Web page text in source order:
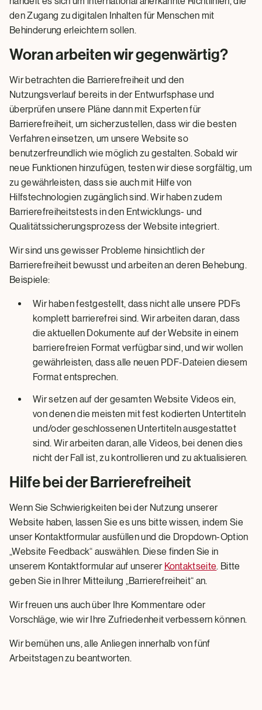
den Zugang zu digitalen Inhalten für Menschen mit
Behinderung erleichtern sollen.
Woran arbeiten wir gegenwärtig?
Wir betrachten die Barrierefreiheit und den
Nutzungsverlauf bereits in der Entwurfsphase und
überprüfen unsere Pläne dann mit Experten für
Barrierefreiheit, um sicherzustellen, dass wir die besten
Verfahren einsetzen, um unsere Website so
benutzerfreundlich wie möglich zu gestalten. Sobald wir
neue Funktionen hinzufügen, testen wir diese sorgfältig, um
zu gewährleisten, dass sie auch mit Hilfe von
Hilfstechnologien zugänglich sind. Wir haben zudem
Barrierefreiheitstests in den Entwicklungs- und
Qualitätssicherungsprozess der Website integriert.
Wir sind uns gewisser Probleme hinsichtlich der
Barrierefreiheit bewusst und arbeiten an deren Behebung.
Beispiele:
Wir haben festgestellt, dass nicht alle unsere PDFs
komplett barrierefrei sind. Wir arbeiten daran, dass
die aktuellen Dokumente auf der Website in einem
barrierefreien Format verfügbar sind, und wir wollen
gewährleisten, dass alle neuen PDF-Dateien diesem
Format entsprechen.
Wir setzen auf der gesamten Website Videos ein,
von denen die meisten mit fest kodierten Untertiteln
und/oder geschlossenen Untertiteln ausgestattet
sind. Wir arbeiten daran, alle Videos, bei denen dies
nicht der Fall ist, zu kontrollieren und zu aktualisieren.
Hilfe bei der Barrierefreiheit
Wenn Sie Schwierigkeiten bei der Nutzung unserer
Website haben, lassen Sie es uns bitte wissen, indem Sie
unser Kontaktformular ausfüllen und die Dropdown-Option
„Website Feedback“ auswählen. Diese finden Sie in
unserem Kontaktformular auf unserer Kontaktseite. Bitte
geben Sie in Ihrer Mitteilung „Barrierefreiheit“ an.
Wir freuen uns auch über Ihre Kommentare oder
Vorschläge, wie wir Ihre Zufriedenheit verbessern können.
Wir bemühen uns, alle Anliegen innerhalb von fünf
Arbeitstagen zu beantworten.